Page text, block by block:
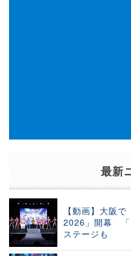
最新
【動画】大阪
2026」開幕 「
ステージも